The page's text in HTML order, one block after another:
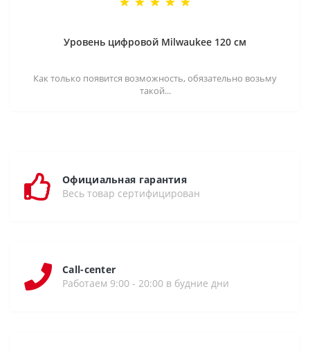
Уровень цифровой Milwaukee 120 см
Как только появится возможность, обязательно возьму
такой...
Официальная гарантия
Весь товар сертифицирован
Call-center
Работаем 9:00 - 20:00 в будние дни